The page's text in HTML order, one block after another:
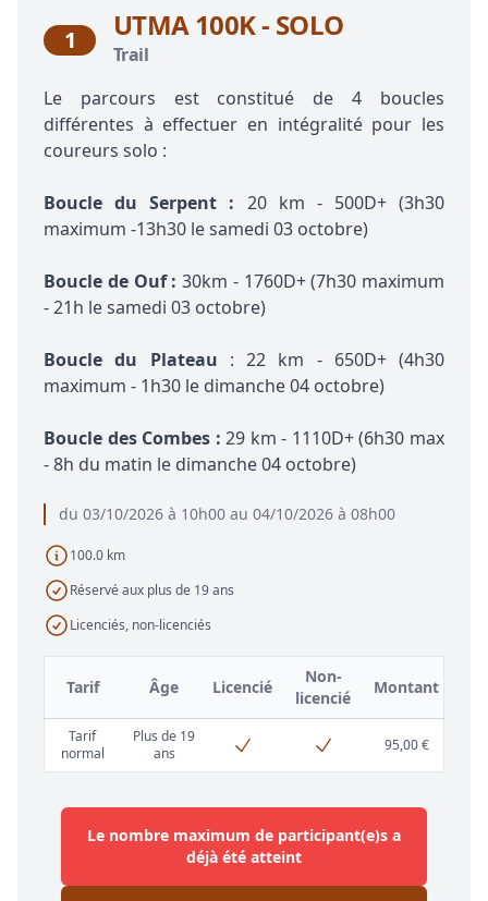
du 03/10/2026 à 10h00 au 04/10/2026 à 08h00
100.0 km
Réservé aux plus de 19 ans
Licenciés, non-licenciés
1 UTMA 100K - SOLO
Trail
Le parcours est constitué de 4 boucles
différentes à effectuer en intégralité pour les
coureurs solo :
Boucle du Serpent : 20 km - 500D+ (3h30
maximum -13h30 le samedi 03 octobre)
Boucle de Ouf : 30km - 1760D+ (7h30 maximum
- 21h le samedi 03 octobre)
Boucle du Plateau : 22 km - 650D+ (4h30
maximum - 1h30 le dimanche 04 octobre)
Boucle des Combes :29 km - 1110D+ (6h30 max
- 8h du matin le dimanche 04 octobre)
Tarif Âge Licencié
Non-
licencié
Montant
Tarif
normal
Plus de 19
ans
95,00 €
Le nombre maximum de participant(e)s a
déjà été atteint